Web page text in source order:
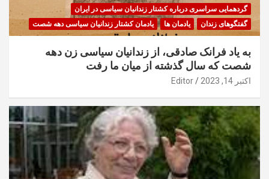
گردهمایی سراسری درباره کشتار زندانیان سیاسی در ایران
گفتگوهای زندان
یادمان ها یادمان کشتار زندانیان سیاسی دهه شصت
به یاد فرانک صادقی، از زندانیان سیاسی زن دهه
شصت که سال گذشته از میان ما رفت
اکتبر 14, 2023 Editor